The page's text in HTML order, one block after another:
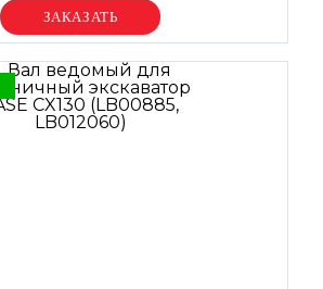
Уточняйте цену